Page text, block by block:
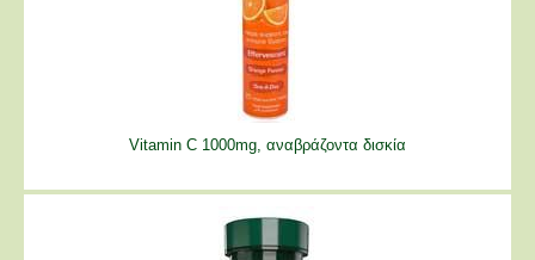
Vitamin C 1000mg, αναβράζοντα δισκία